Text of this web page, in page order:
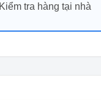
Kiểm tra hàng tại nhà